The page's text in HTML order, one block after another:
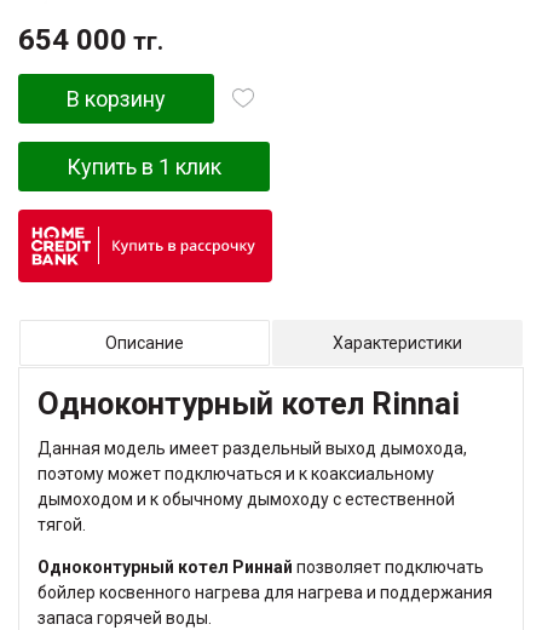
654 000 тг.
В корзину
Купить в 1 клик
Описание Характеристики
Одноконтурный котел Rinnai
Данная модель имеет раздельный выход дымохода,
поэтому может подключаться и к коаксиальному
дымоходом и к обычному дымоходу с естественной
тягой.
Одноконтурный котел Риннай позволяет подключать
бойлер косвенного нагрева для нагрева и поддержания
запаса горячей воды.